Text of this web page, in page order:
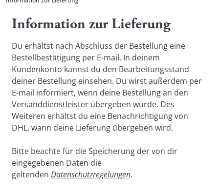
Information zur Lieferung
Du erhältst nach Abschluss der Bestellung eine
Bestellbestätigung per E-mail. In deinem
Kundenkonto kannst du den Bearbeitungsstand
deiner Bestellung einsehen. Du wirst außerdem per
E-mail informiert, wenn deine Bestellung an den
Versanddienstleister übergeben wurde. Des
Weiteren erhältst du eine Benachrichtigung von
DHL, wann deine Lieferung übergeben wird.
Bitte beachte für die Speicherung der von dir
eingegebenen Daten die
geltenden Datenschutzregelungen.